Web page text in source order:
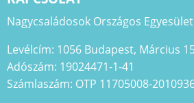
Nagycsaládosok Országos
Levélcím: 1056 Budapest, Március
Adószám: 19024471-1-41
Számlaszám: OTP 11705008-